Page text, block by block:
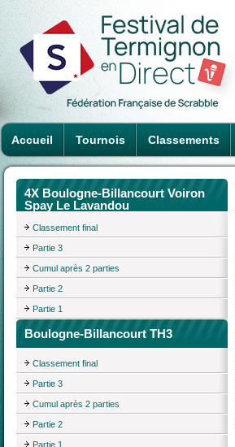
Accueil Tournois Classements
4X Boulogne-Billancourt Voiron
Spay Le Lavandou
Classement final
Partie 3
Cumul après 2 parties
Partie 2
Partie 1
Boulogne-Billancourt TH3
Classement final
Partie 3
Cumul après 2 parties
Partie 2
Partie 1